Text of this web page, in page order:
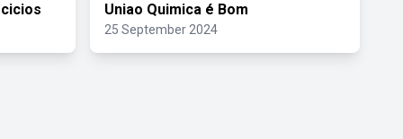
Uniao Quimica é Bom
25 September 2024